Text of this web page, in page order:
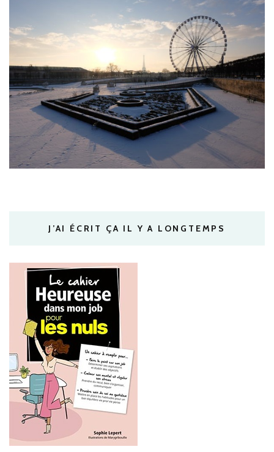
J’AI ÉCRIT ÇA IL Y A LONGTEMPS